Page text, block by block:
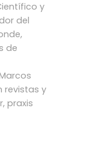
y
del
de
revistas y
praxis